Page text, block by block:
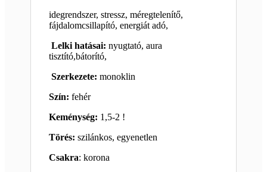
idegrendszer, stressz, méregtelenítő,
fájdalomcsillapító, energiát adó,
Lelki hatásai:nyugtató, aura
tisztító,bátorító,
Szerkezete: monoklin
Szín: fehér
Keménység: 1,5-2 !
Törés: szilánkos, egyenetlen
Csakra: korona